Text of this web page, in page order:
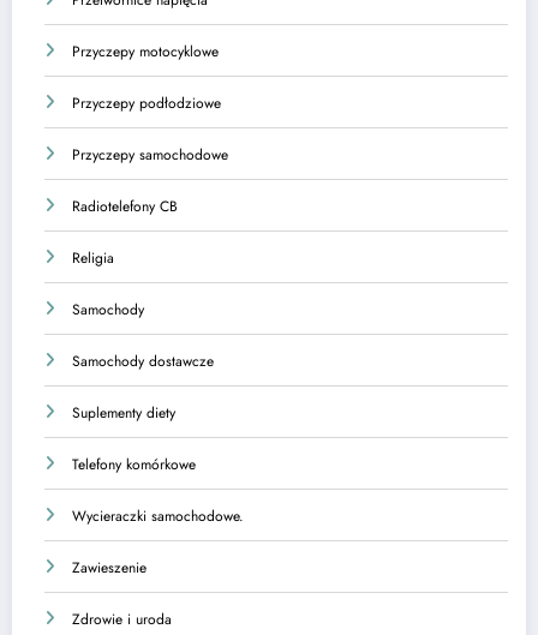
Przyczepy motocyklowe
Przyczepy podłodziowe
Przyczepy samochodowe
Radiotelefony CB
Religia
Samochody
Samochody dostawcze
Suplementy diety
Telefony komórkowe
Wycieraczki samochodowe.
Zawieszenie
Zdrowie i uroda